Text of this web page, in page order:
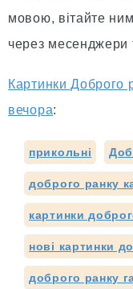
мовою, вітайте
через месенджери
Картинки Доброго
вечора:
прикольні
доброго ранку
картинки
нові картинки
доброго ранку